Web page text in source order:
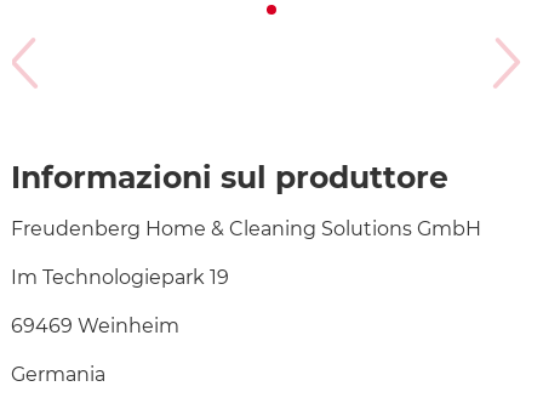
Informazioni sul produttore
Freudenberg Home & Cleaning Solutions GmbH
Im Technologiepark 19
69469 Weinheim
Germania